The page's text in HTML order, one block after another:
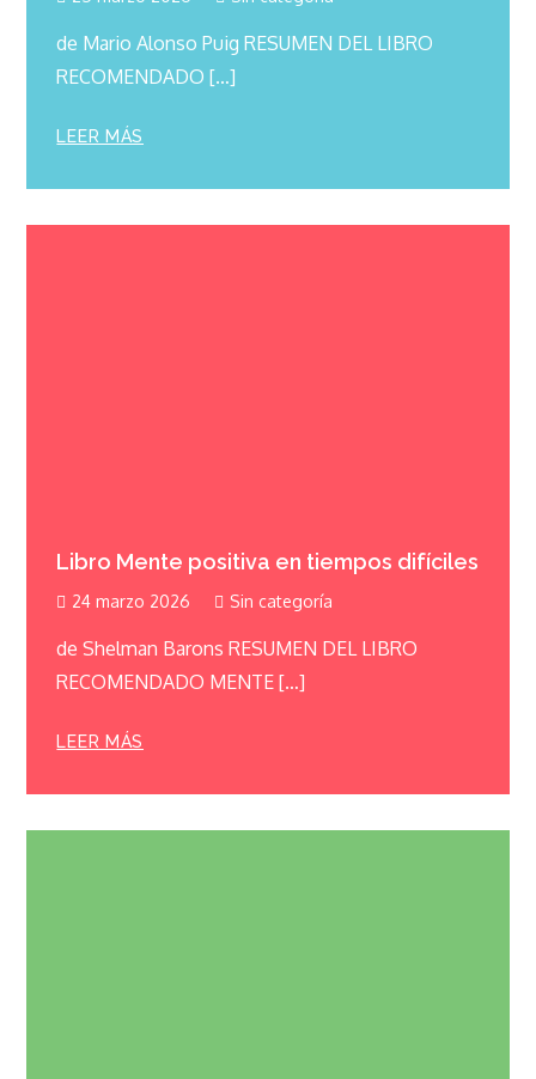
de Mario Alonso Puig RESUMEN DEL LIBRO
RECOMENDADO […]
LEER MÁS
Libro Mente positiva en tiempos difíciles
24 marzo 2026 Sin categoría
de Shelman Barons RESUMEN DEL LIBRO
RECOMENDADO MENTE […]
LEER MÁS